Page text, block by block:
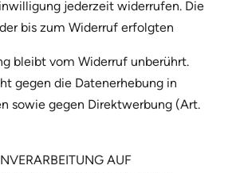
jederzeit widerrufen. Die
bis zum Widerruf erfolgten
bleibt vom Widerruf unberührt.
gegen die Datenerhebung in
sowie gegen Direktwerbung (Art.
AUF